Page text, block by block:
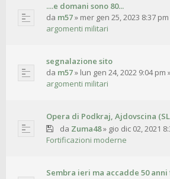
....e domani sono 80...
da m57» mer gen 25, 2023 8:37 pm
argomenti militari
segnalazione sito
da m57» lun gen 24, 2022 9:04 pm
argomenti militari
Opera di Podkraj, Ajdovscina
da Zuma48» gio dic 02, 2021
Fortificazioni moderne
Sembra ieri ma accadde 50 anni